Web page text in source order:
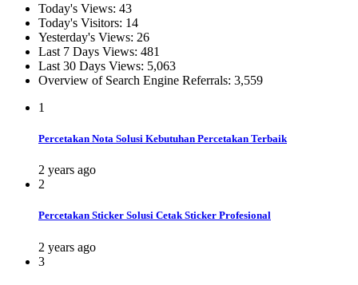
Today's Views: 43
Today's Visitors: 14
Yesterday's Views: 26
Last 7 Days Views: 481
Last 30 Days Views: 5,063
Overview of Search Engine Referrals: 3,559
1
Percetakan Nota Solusi Kebutuhan Percetakan Terbaik
2 years ago
2
Percetakan Sticker Solusi Cetak Sticker Profesional
2 years ago
3